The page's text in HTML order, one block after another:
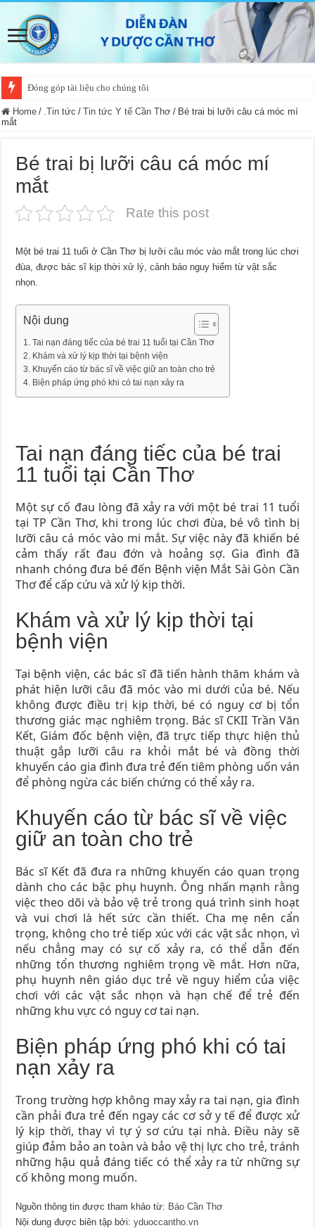
Đóng góp tài liệu cho chúng tôi
Home / .Tin tức / Tin tức Y tế Cần Thơ / Bé trai bị lưỡi câu cá móc mí
mắt
Bé trai bị lưỡi câu cá móc mí
mắt
Rate this post
Một bé trai 11 tuổi ở Cần Thơ bị lưỡi câu móc vào mắt trong lúc chơi
đùa, được bác sĩ kịp thời xử lý, cảnh báo nguy hiểm từ vật sắc
nhọn.
Nội dung
Tai nạn đáng tiếc của bé trai 11 tuổi tại Cần Thơ
Khám và xử lý kịp thời tại bệnh viện
Khuyến cáo từ bác sĩ về việc giữ an toàn cho trẻ
Biện pháp ứng phó khi có tai nạn xảy ra
Tai nạn đáng tiếc của bé trai
11 tuổi tại Cần Thơ
Một sự cố đau lòng đã xảy ra với một bé trai 11 tuổi
tại TP Cần Thơ, khi trong lúc chơi đùa, bé vô tình bị
lưỡi câu cá móc vào mi mắt. Sự việc này đã khiến bé
cảm thấy rất đau đớn và hoảng sợ. Gia đình đã
nhanh chóng đưa bé đến Bệnh viện Mắt Sài Gòn Cần
Thơ để cấp cứu và xử lý kịp thời.
Khám và xử lý kịp thời tại
bệnh viện
Tại bệnh viện, các bác sĩ đã tiến hành thăm khám và
phát hiện lưỡi câu đã móc vào mi dưới của bé. Nếu
không được điều trị kịp thời, bé có nguy cơ bị tổn
thương giác mạc nghiêm trọng. Bác sĩ CKII Trần Văn
Kết, Giám đốc bệnh viện, đã trực tiếp thực hiện thủ
thuật gắp lưỡi câu ra khỏi mắt bé và đồng thời
khuyến cáo gia đình đưa trẻ đến tiêm phòng uốn ván
để phòng ngừa các biến chứng có thể xảy ra.
Khuyến cáo từ bác sĩ về việc
giữ an toàn cho trẻ
Bác sĩ Kết đã đưa ra những khuyến cáo quan trọng
dành cho các bậc phụ huynh. Ông nhấn mạnh rằng
việc theo dõi và bảo vệ trẻ trong quá trình sinh hoạt
và vui chơi là hết sức cần thiết. Cha mẹ nên cẩn
trọng, không cho trẻ tiếp xúc với các vật sắc nhọn, vì
nếu chẳng may có sự cố xảy ra, có thể dẫn đến
những tổn thương nghiêm trọng về mắt. Hơn nữa,
phụ huynh nên giáo dục trẻ về nguy hiểm của việc
chơi với các vật sắc nhọn và hạn chế để trẻ đến
những khu vực có nguy cơ tai nạn.
Biện pháp ứng phó khi có tai
nạn xảy ra
Trong trường hợp không may xảy ra tai nạn, gia đình
cần phải đưa trẻ đến ngay các cơ sở y tế để được xử
lý kịp thời, thay vì tự ý sơ cứu tại nhà. Điều này sẽ
giúp đảm bảo an toàn và bảo vệ thị lực cho trẻ, tránh
những hậu quả đáng tiếc có thể xảy ra từ những sự
cố không mong muốn.
Nguồn thông tin được tham khảo từ: Báo Cần Thơ
Nội dung được biên tập bởi:yduoccantho.vn